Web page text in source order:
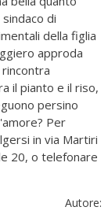
di
della figlia
approda
il pianto e il riso,
persino
Per
in via Martiri
20, o telefonare
Autore: